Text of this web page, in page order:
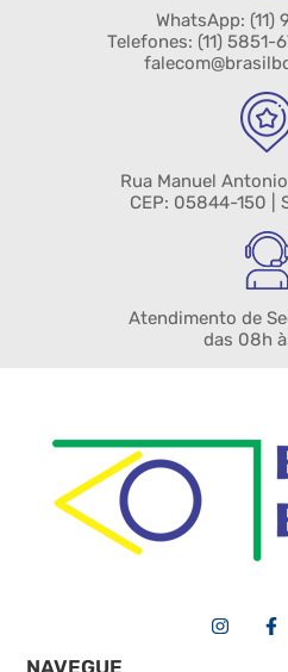
WhatsApp: (11)
Telefones: (11) 5851-
Rua Manuel
CEP: 05844-150 |
Atendimento de
das 08h
NAVEGUE